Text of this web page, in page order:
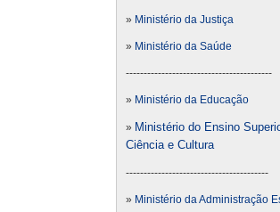
» Ministério da Justiça
» Ministério da Saúde
-----------------------------------------
» Ministério da Educação
» Ministério do Ensino
Ciência e Cultura
----------------------------------------
» Ministério da Administração